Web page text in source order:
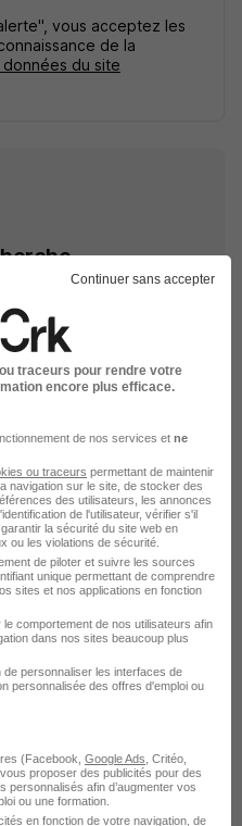
vous acceptez les
de la
du site
Service
Continuer sans accepter
traceurs pour rendre votre
encore plus efficace.
de nos services et ne
ou traceurs permettant de maintenir
navigation sur le site, de stocker des
des utilisateurs, les annonces
de l'utilisateur, vérifier s'il
la sécurité du site web en
ou les violations de sécurité.
de piloter et suivre les sources
unique permettant de comprendre
sites et nos applications en fonction
comportement de nos utilisateurs afin
dans nos sites beaucoup plus
personnaliser les interfaces de
personnalisée des offres d'emploi ou
(Facebook, Google Ads , Critéo,
proposer des publicités pour des
personnalisés afin d’augmenter vos
ou une formation.
en fonction de votre navigation, de